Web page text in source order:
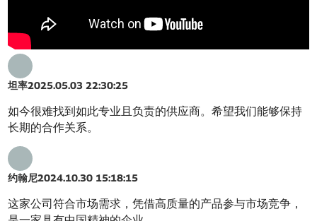
坦率2025.05.03 22:30:25
如今很难找到如此专业且负责的供应商。希望我们能够保持
长期的合作关系。
约翰尼2024.10.30 15:18:15
这家公司符合市场需求，凭借高质量的产品参与市场竞争，